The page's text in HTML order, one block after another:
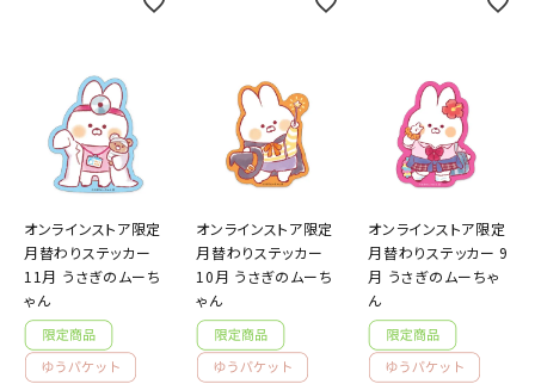
オンラインストア限定
月替わりステッカー
11月 うさぎのムーち
ゃん
オンラインストア限定
月替わりステッカー
10月 うさぎのムーち
ゃん
オンラインストア限定
月替わりステッカー 9
月 うさぎのムーちゃ
ん